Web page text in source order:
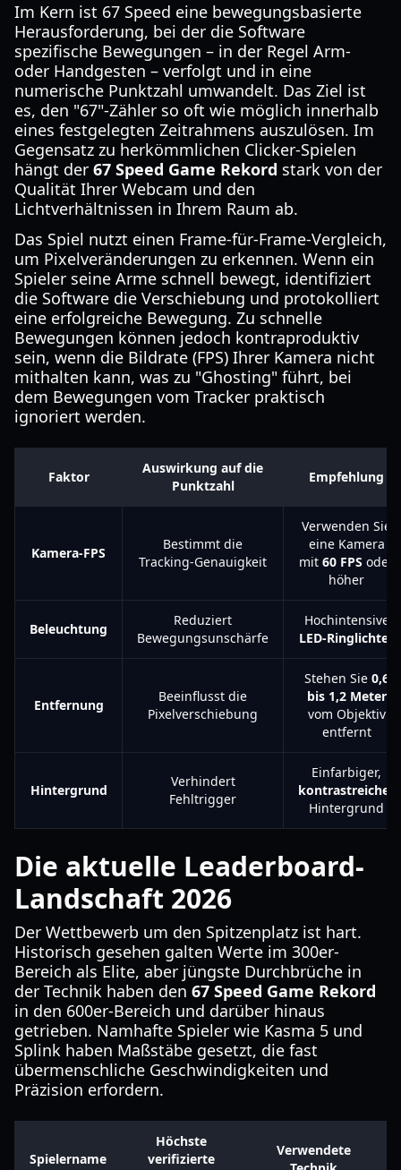
Im Kern ist 67 Speed eine bewegungsbasierte
Herausforderung, bei der die Software
spezifische Bewegungen – in der Regel Arm-
oder Handgesten – verfolgt und in eine
numerische Punktzahl umwandelt. Das Ziel ist
es, den "67"-Zähler so oft wie möglich innerhalb
eines festgelegten Zeitrahmens auszulösen. Im
Gegensatz zu herkömmlichen Clicker-Spielen
hängt der 67 Speed Game Rekord stark von der
Qualität Ihrer Webcam und den
Lichtverhältnissen in Ihrem Raum ab.
Das Spiel nutzt einen Frame-für-Frame-Vergleich,
um Pixelveränderungen zu erkennen. Wenn ein
Spieler seine Arme schnell bewegt, identifiziert
die Software die Verschiebung und protokolliert
eine erfolgreiche Bewegung. Zu schnelle
Bewegungen können jedoch kontraproduktiv
sein, wenn die Bildrate (FPS) Ihrer Kamera nicht
mithalten kann, was zu "Ghosting" führt, bei
dem Bewegungen vom Tracker praktisch
ignoriert werden.
Faktor
Auswirkung auf die
Punktzahl
Empfehlung
Kamera-FPS
Bestimmt die
Tracking-Genauigkeit
Verwenden Sie
eine Kamera
mit 60 FPS oder
höher
Beleuchtung
Reduziert
Bewegungsunschärfe
Hochintensive
LED-Ringlichter
Entfernung
Beeinflusst die
Pixelverschiebung
Stehen Sie 0,6
bis 1,2 Meter
vom Objektiv
entfernt
Hintergrund
Verhindert
Fehltrigger
Einfarbiger,
kontrastreicher
Hintergrund
Die aktuelle Leaderboard-
Landschaft 2026
Der Wettbewerb um den Spitzenplatz ist hart.
Historisch gesehen galten Werte im 300er-
Bereich als Elite, aber jüngste Durchbrüche in
der Technik haben den 67 Speed Game Rekord
in den 600er-Bereich und darüber hinaus
getrieben. Namhafte Spieler wie Kasma 5 und
Splink haben Maßstäbe gesetzt, die fast
übermenschliche Geschwindigkeiten und
Präzision erfordern.
Spielername
Höchste
verifizierte
Verwendete